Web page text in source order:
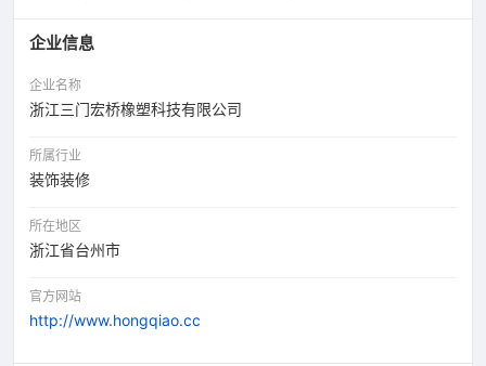
企业信息
企业名称
浙江三门宏桥橡塑科技有限公司
所属行业
装饰装修
所在地区
浙江省台州市
官方网站
http://www.hongqiao.cc